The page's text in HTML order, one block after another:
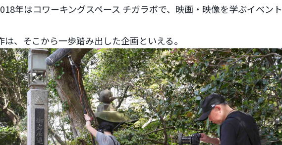
年はコワーキングスペース チガラボで、映画・映像を学ぶイベント
は、そこから一歩踏み出した企画といえる。